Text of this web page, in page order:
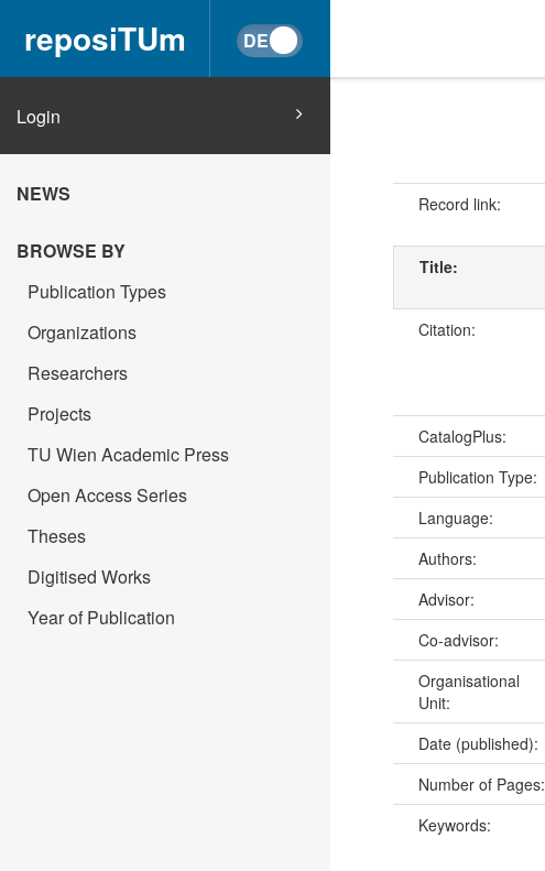
reposiTUm
Login
NEWS
BROWSE BY
Publication Types
Organizations
Researchers
Projects
TU Wien Academic Press
Open Access Series
Theses
Digitised Works
Year of Publication
Record link:
Title:
Citation:
CatalogPlus:
Publication Type:
Language:
Authors:
Advisor:
Co-advisor:
Organisational
Unit:
Date (published):
Number of Pages:
Keywords: